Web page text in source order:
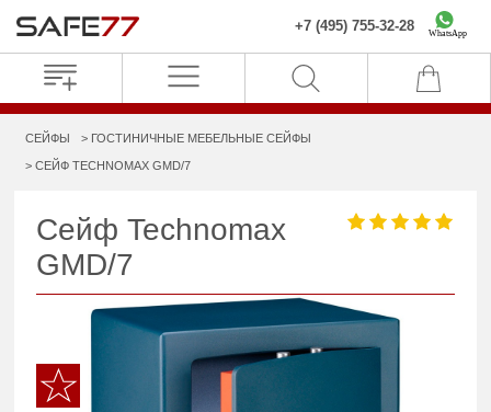
+7 (495) 755-32-28 WhatsApp
СЕЙФЫ ГОСТИНИЧНЫЕ МЕБЕЛЬНЫЕ СЕЙФЫ
СЕЙФ TECHNOMAX GMD/7
Сейф Technomax
GMD/7